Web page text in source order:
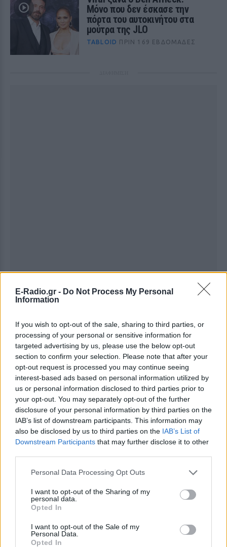
E-Radio.gr - Do Not Process My Personal
Information
If you wish to opt-out of the sale, sharing to third parties, or
processing of your personal or sensitive information for
targeted advertising by us, please use the below opt-out
section to confirm your selection. Please note that after your
opt-out request is processed you may continue seeing
interest-based ads based on personal information utilized by
us or personal information disclosed to third parties prior to
your opt-out. You may separately opt-out of the further
disclosure of your personal information by third parties on the
IAB’s list of downstream participants. This information may
also be disclosed by us to third parties on the IAB’s List of
Downstream Participants that may further disclose it to other
Personal Data Processing Opt Outs
I want to opt-out of the Sharing of my
personal data.
Opted In
I want to opt-out of the Sale of my
Personal Data.
Opted In
Μόνο που δεν έσκασε την
πόρτα του αυτοκινήτου στα
μούτρα της JLO
TABLOID ΠΡΙΝ 169 ΕΒΔΟΜΆΔΕΣ
Ακολουθήστε το E-Radio.gr στο
Εσύ μπήκες στο E-Daily.gr; Τα νέα της ημέρας
και ότι σου κάνει κλικ!
Ακολουθήστε το E-Radio.gr και στο Instagram
ΔΙΑΦΗΜΙΣΗ